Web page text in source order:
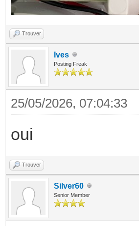
Trouver
Ives
Posting Freak
25/05/2026, 07:04:33
oui
Trouver
Silver60
Senior Member